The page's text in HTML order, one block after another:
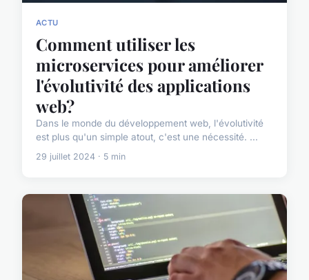
ACTU
Comment utiliser les
microservices pour améliorer
l'évolutivité des applications
web?
Dans le monde du développement web, l'évolutivité
est plus qu'un simple atout, c'est une nécessité. ...
29 juillet 2024 · 5 min